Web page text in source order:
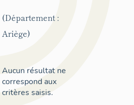
(Département :
Ariège)
Aucun résultat ne
correspond aux
critères saisis.